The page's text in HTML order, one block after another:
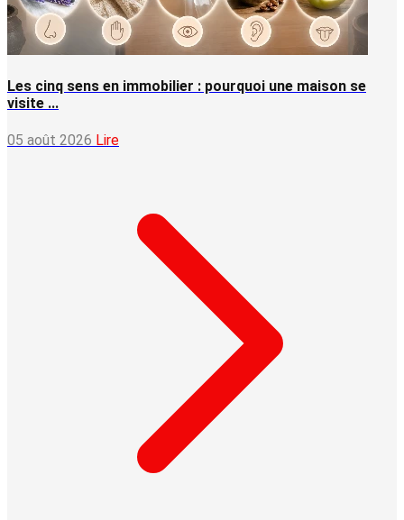
Les cinq sens en immobilier : pourquoi une maison se
visite ...
05 août 2026 Lire